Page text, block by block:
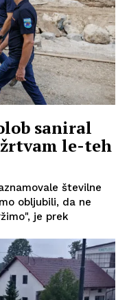
saniral
le-teh
številne
obljubili, da ne
je prek